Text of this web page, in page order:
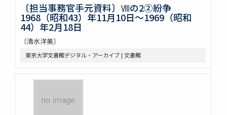
〔担当事務官手元資料〕Ⅷの2②紛争
1968（昭和43）年11月10日～1969（昭和
44）年2月18日
〔清水洋美〕
東京大学文書館デジタル・アーカイブ | 文書館